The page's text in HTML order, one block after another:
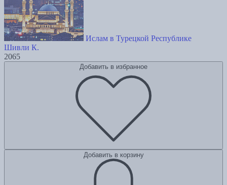
Ислам в Турецкой Республике
Шивли К.
2065
Добавить в избранное
Добавить в корзину